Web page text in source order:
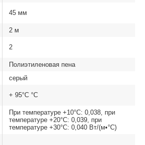
45 мм
2 м
2
Полиэтиленовая пена
серый
+ 95°С °C
При температуре +10°С: 0,038, при
температуре +20°С: 0,039, при
температуре +30°С: 0,040 Вт/(м•°С)